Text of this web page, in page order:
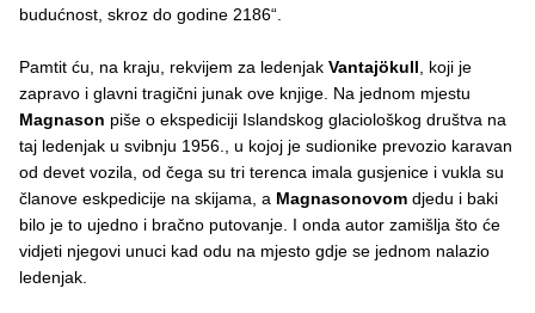
budućnost, skroz do godine 2186“.
Pamtit ću, na kraju, rekvijem za ledenjak Vantajökull, koji je
zapravo i glavni tragični junak ove knjige. Na jednom mjestu
Magnason piše o ekspediciji Islandskog glaciološkog društva na
taj ledenjak u svibnju 1956., u kojoj je sudionike prevozio karavan
od devet vozila, od čega su tri terenca imala gusjenice i vukla su
članove eskpedicije na skijama, a Magnasonovom djedu i baki
bilo je to ujedno i bračno putovanje. I onda autor zamišlja što će
vidjeti njegovi unuci kad odu na mjesto gdje se jednom nalazio
ledenjak.